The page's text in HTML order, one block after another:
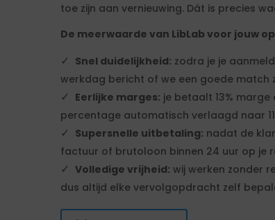
toe zijn aan vernieuwing. Dát is precies
De meerwaarde van LibLab voor jouw
Snel duidelijkheid: zodra je je
werkdag bericht of we een goede match
Eerlijke marges: je betaalt 13%
percentage automatisch verlaagd naar
Supersnelle uitbetaling: nadat de
factuur of brutoloon binnen 24 uur op je
Volledige vrijheid: wij werken zonder
dus altijd elke vervolgopdracht zelf